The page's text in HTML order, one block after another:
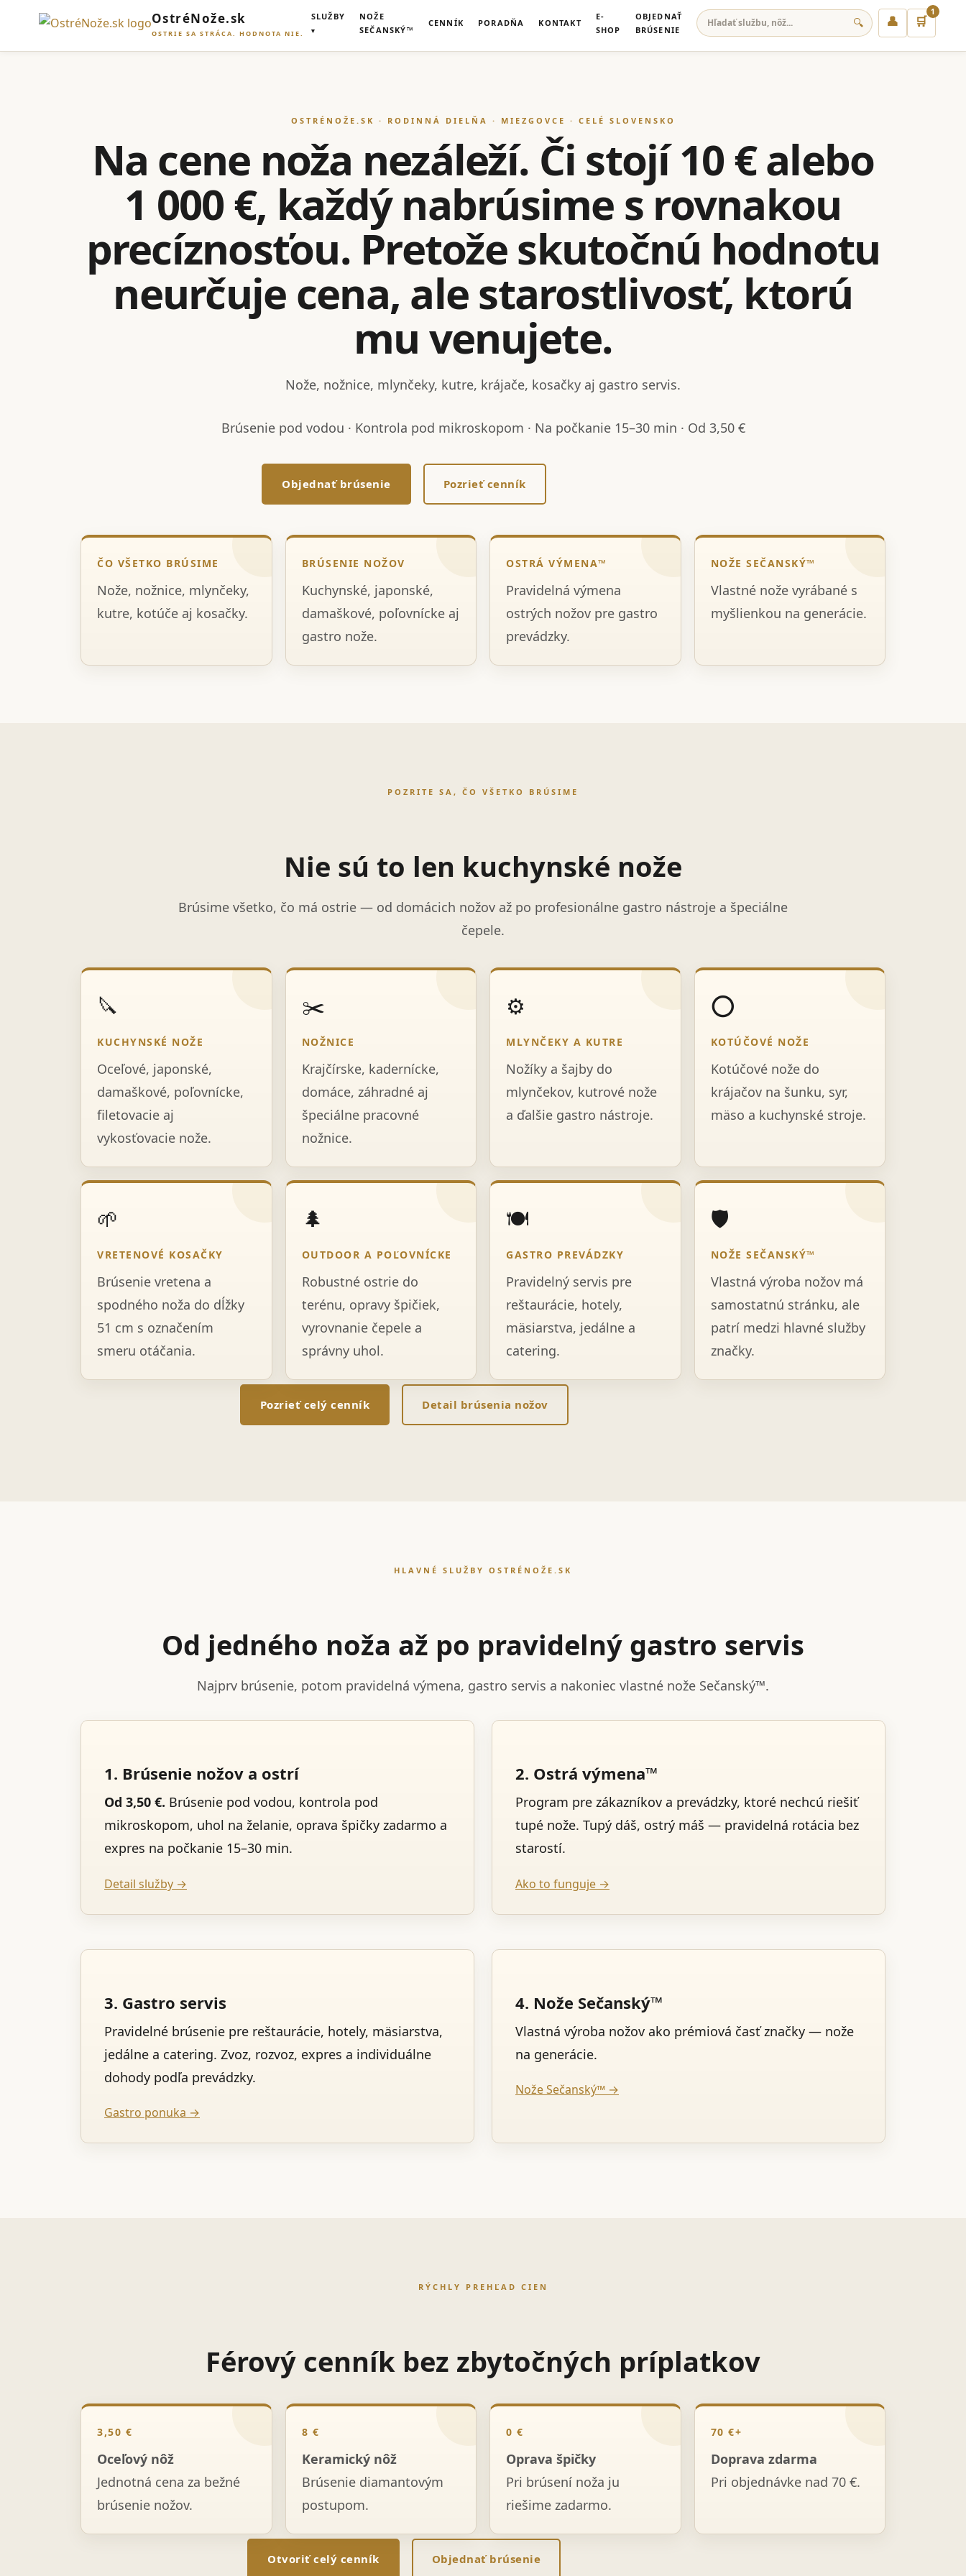
OstréNože.sk
OSTRIE SA STRÁCA. HODNOTA NIE.
SLUŽBY
NOŽE
SEČANSKÝ™
CENNÍK PORADŇA KONTAKT
E-
SHOP
OBJEDNAŤ
BRÚSENIE
🔍 👤 🛒
1
OSTRÉNOŽE.SK · RODINNÁ DIELŇA · MIEZGOVCE · CELÉ SLOVENSKO
Na cene noža nezáleží. Či stojí 10 € alebo
1 000 €, každý nabrúsime s rovnakou
precíznosťou. Pretože skutočnú hodnotu
neurčuje cena, ale starostlivosť, ktorú
mu venujete.
Nože, nožnice, mlynčeky, kutre, krájače, kosačky aj gastro servis.
Brúsenie pod vodou · Kontrola pod mikroskopom · Na počkanie 15–30 min · Od 3,50 €
Objednať brúsenie Pozrieť cenník
ČO VŠETKO BRÚSIME
Nože, nožnice, mlynčeky,
kutre, kotúče aj kosačky.
BRÚSENIE NOŽOV
Kuchynské, japonské,
damaškové, poľovnícke aj
gastro nože.
OSTRÁ VÝMENA™
Pravidelná výmena
ostrých nožov pre gastro
prevádzky.
NOŽE SEČANSKÝ™
Vlastné nože vyrábané s
myšlienkou na generácie.
POZRITE SA, ČO VŠETKO BRÚSIME
Nie sú to len kuchynské nože
Brúsime všetko, čo má ostrie — od domácich nožov až po profesionálne gastro nástroje a špeciálne
čepele.
🔪
KUCHYNSKÉ NOŽE
Oceľové, japonské,
damaškové, poľovnícke,
filetovacie aj
vykosťovacie nože.
✂️
NOŽNICE
Krajčírske, kadernícke,
domáce, záhradné aj
špeciálne pracovné
nožnice.
⚙️
MLYNČEKY A KUTRE
Nožíky a šajby do
mlynčekov, kutrové nože
a ďalšie gastro nástroje.
⭕
KOTÚČOVÉ NOŽE
Kotúčové nože do
krájačov na šunku, syr,
mäso a kuchynské stroje.
🌱
VRETENOVÉ KOSAČKY
Brúsenie vretena a
spodného noža do dĺžky
51 cm s označením
smeru otáčania.
🌲
OUTDOOR A POĽOVNÍCKE
Robustné ostrie do
terénu, opravy špičiek,
vyrovnanie čepele a
správny uhol.
🍽️
GASTRO PREVÁDZKY
Pravidelný servis pre
reštaurácie, hotely,
mäsiarstva, jedálne a
catering.
🛡️
NOŽE SEČANSKÝ™
Vlastná výroba nožov má
samostatnú stránku, ale
patrí medzi hlavné služby
značky.
Pozrieť celý cenník Detail brúsenia nožov
HLAVNÉ SLUŽBY OSTRÉNOŽE.SK
Od jedného noža až po pravidelný gastro servis
Najprv brúsenie, potom pravidelná výmena, gastro servis a nakoniec vlastné nože Sečanský™.
1. Brúsenie nožov a ostrí
Od 3,50 €. Brúsenie pod vodou, kontrola pod
mikroskopom, uhol na želanie, oprava špičky zadarmo a
expres na počkanie 15–30 min.
Detail služby →
2. Ostrá výmena™
Program pre zákazníkov a prevádzky, ktoré nechcú riešiť
tupé nože. Tupý dáš, ostrý máš — pravidelná rotácia bez
starostí.
Ako to funguje →
3. Gastro servis
Pravidelné brúsenie pre reštaurácie, hotely, mäsiarstva,
jedálne a catering. Zvoz, rozvoz, expres a individuálne
dohody podľa prevádzky.
Gastro ponuka →
4. Nože Sečanský™
Vlastná výroba nožov ako prémiová časť značky — nože
na generácie.
Nože Sečanský™ →
RÝCHLY PREHĽAD CIEN
Férový cenník bez zbytočných príplatkov
3,50 €
Oceľový nôž
Jednotná cena za bežné
brúsenie nožov.
8 €
Keramický nôž
Brúsenie diamantovým
postupom.
0 €
Oprava špičky
Pri brúsení noža ju
riešime zadarmo.
70 €+
Doprava zdarma
Pri objednávke nad 70 €.
Otvoriť celý cenník Objednať brúsenie